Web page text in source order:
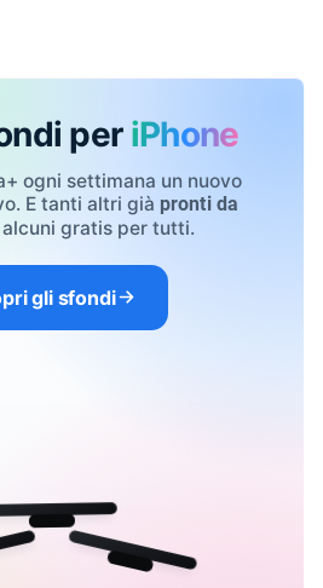
per iPhone
ogni settimana un nuovo
E tanti altri già pronti da
alcuni gratis per tutti.
gli sfondi